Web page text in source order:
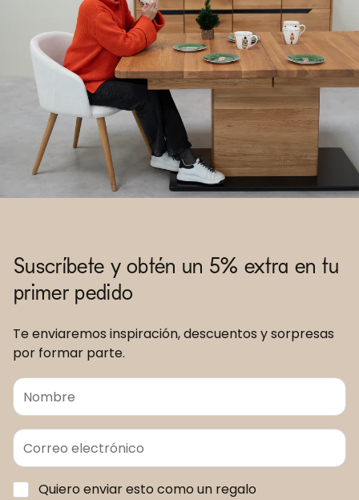
Suscríbete y obtén un 5% extra en tu
primer pedido
Te enviaremos inspiración, descuentos y sorpresas
por formar parte.
Quiero enviar esto como un regalo